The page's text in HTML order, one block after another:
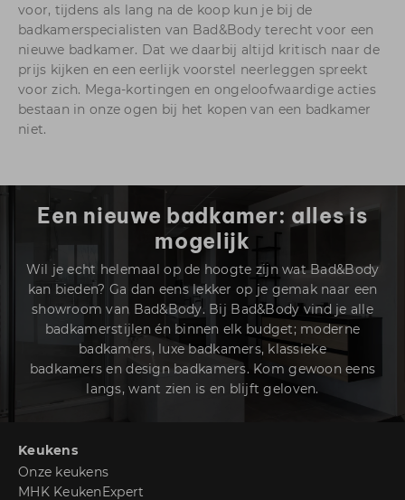
voor, tijdens als lang na de koop kun je bij de
badkamerspecialisten van Bad&Body terecht voor een
nieuwe badkamer. Dat we daarbij altijd kritisch naar de
prijs kijken en een eerlijk voorstel neerleggen spreekt
voor zich. Mega-kortingen en ongeloofwaardige acties
bestaan in onze ogen bij het kopen van een badkamer
niet.
Een nieuwe badkamer: alles is
mogelijk
Wil je echt helemaal op de hoogte zijn wat Bad&Body
kan bieden? Ga dan eens lekker op je gemak naar een
showroom van Bad&Body. Bij Bad&Body vind je alle
badkamerstijlen én binnen elk budget; moderne
badkamers, luxe badkamers, klassieke
badkamers en design badkamers. Kom gewoon eens
langs, want zien is en blijft geloven.
Keukens
Onze keukens
MHK KeukenExpert